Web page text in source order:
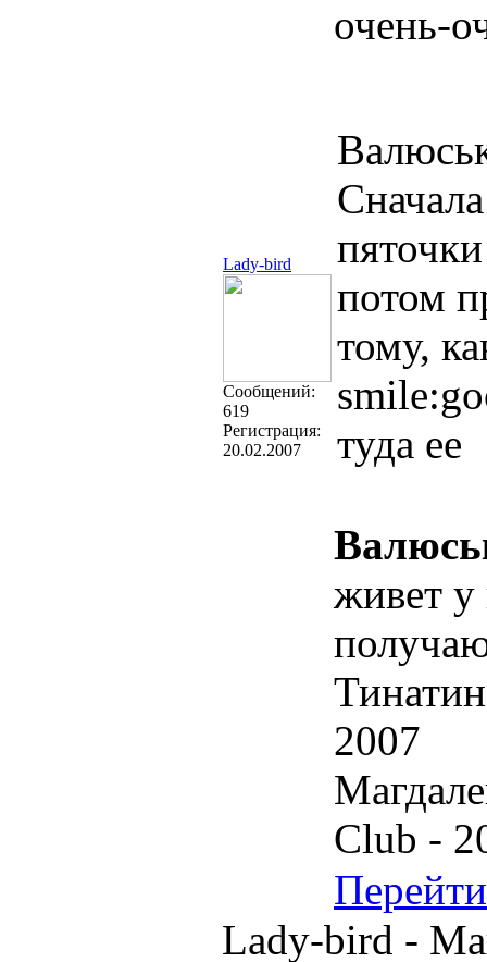
Lady-bird
Cообщений:
619
Регистрация:
20.02.2007
очень-
потом
тому,
туда ее
живет у
2007
Club -
Перейти
Lady-bird -